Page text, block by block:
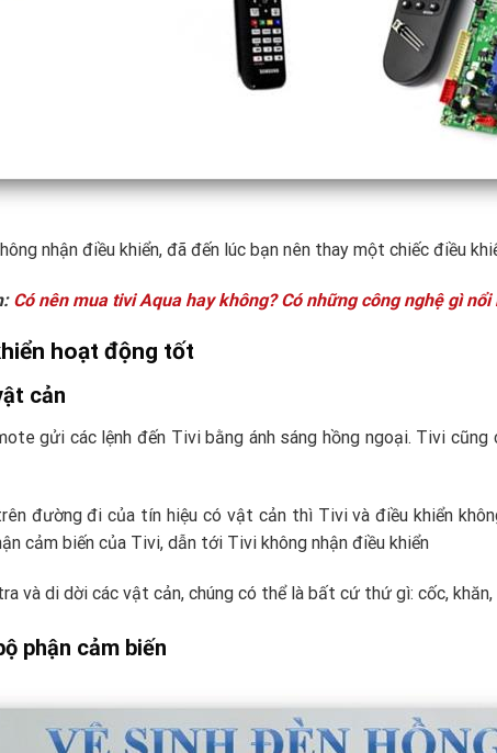
nhận điều khiển, đã đến lúc bạn nên thay một chiếc điều
Có nên mua tivi Aqua hay không? Có những công nghệ gì nổi
hoạt động tốt
cản
gửi các lệnh đến Tivi bằng ánh sáng hồng ngoại. Tivi cũng
đường đi của tín hiệu có vật cản thì Tivi và điều khiển
cảm biến của Tivi, dẫn tới Tivi không nhận điều khiển
và di dời các vật cản, chúng có thể là bất cứ thứ gì: cốc, khăn,
phận cảm biến